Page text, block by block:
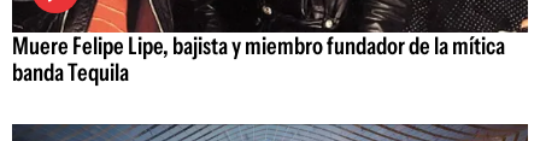
Muere Felipe Lipe, bajista y miembro fundador de la mítica
banda Tequila